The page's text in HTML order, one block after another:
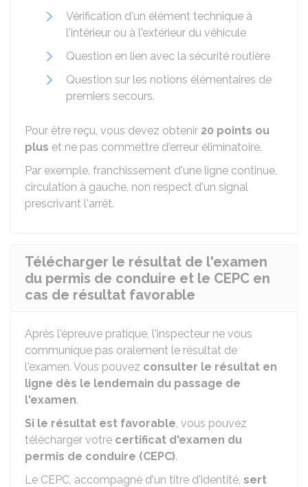
Vérification d'un élément technique à
l'intérieur ou à l'extérieur du véhicule
Question en lien avec la sécurité routière
Question sur les notions élémentaires de
premiers secours.
Pour être reçu, vous devez obtenir 20 points ou
plus et ne pas commettre d'erreur éliminatoire.
Par exemple, franchissement d'une ligne continue,
circulation à gauche, non respect d'un signal
prescrivant l'arrêt.
Télécharger le résultat de l'examen
du permis de conduire et le CEPC en
cas de résultat favorable
Après l'épreuve pratique, l'inspecteur ne vous
communique pas oralement le résultat de
l'examen. Vous pouvez consulter le résultat en
ligne dès le lendemain du passage de
l'examen.
Si le résultat est favorable, vous pouvez
télécharger votre certificat d'examen du
permis de conduire (CEPC).
Le CEPC, accompagné d'un titre d'identité, sert